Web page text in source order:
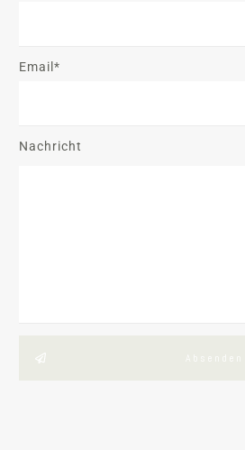
Email*
Nachricht